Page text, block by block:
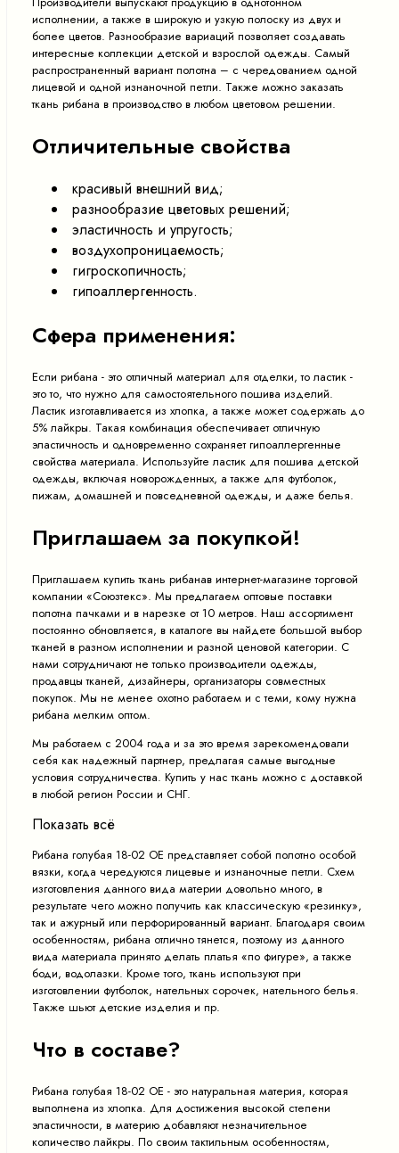
исполнении, а также в широкую и узкую полоску из двух и
более цветов. Разнообразие вариаций позволяет создавать
интересные коллекции детской и взрослой одежды. Самый
распространенный вариант полотна – с чередованием одной
лицевой и одной изнаночной петли. Также можно заказать
ткань рибана в производство в любом цветовом решении.
Отличительные свойства
красивый внешний вид;
разнообразие цветовых решений;
эластичность и упругость;
воздухопроницаемость;
гигроскопичность;
гипоаллергенность.
Сфера применения:
Если рибана - это отличный материал для отделки, то ластик -
это то, что нужно для самостоятельного пошива изделий.
Ластик изготавливается из хлопка, а также может содержать до
5% лайкры. Такая комбинация обеспечивает отличную
эластичность и одновременно сохраняет гипоаллергенные
свойства материала. Используйте ластик для пошива детской
одежды, включая новорожденных, а также для футболок,
пижам, домашней и повседневной одежды, и даже белья.
Приглашаем за покупкой!
Приглашаем купить ткань рибанав интернет-магазине торговой
компании «Союзтекс». Мы предлагаем оптовые поставки
полотна пачками и в нарезке от 10 метров. Наш ассортимент
постоянно обновляется, в каталоге вы найдете большой выбор
тканей в разном исполнении и разной ценовой категории. С
нами сотрудничают не только производители одежды,
продавцы тканей, дизайнеры, организаторы совместных
покупок. Мы не менее охотно работаем и с теми, кому нужна
рибана мелким оптом.
Мы работаем с 2004 года и за это время зарекомендовали
себя как надежный партнер, предлагая самые выгодные
условия сотрудничества. Купить у нас ткань можно с доставкой
в любой регион России и СНГ.
Показать всё
Рибана голубая 18-02 ОЕ представляет собой полотно особой
вязки, когда чередуются лицевые и изнаночные петли. Схем
изготовления данного вида материи довольно много, в
результате чего можно получить как классическую «резинку»,
так и ажурный или перфорированный вариант. Благодаря своим
особенностям, рибана отлично тянется, поэтому из данного
вида материала принято делать платья «по фигуре», а также
боди, водолазки. Кроме того, ткань используют при
изготовлении футболок, нательных сорочек, нательного белья.
Также шьют детские изделия и пр.
Что в составе?
Рибана голубая 18-02 ОЕ - это натуральная материя, которая
выполнена из хлопка. Для достижения высокой степени
эластичности, в материю добавляют незначительное
количество лайкры. По своим тактильным особенностям,